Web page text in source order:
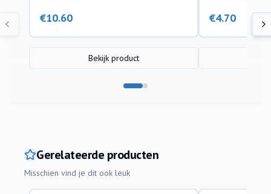
€10.60
Bekijk product
€4.70
Gerelateerde producten
Misschien vind je dit ook leuk